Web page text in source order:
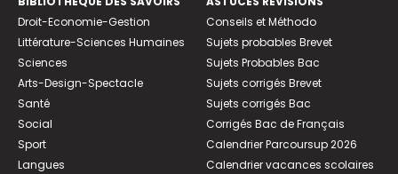
Droit-Economie-Gestion
Littérature-Sciences Humaines
Sciences
Arts-Design-Spectacle
Santé
Social
Sport
Langues
Conseils et Méthodo
Sujets probables Brevet
Sujets Probables Bac
Sujets corrigés Brevet
Sujets corrigés Bac
Corrigés Bac de Français
Calendrier Parcoursup 2026
Calendrier vacances scolaires